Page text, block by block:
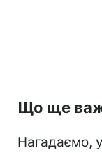
Що ще
Нагадаємо,